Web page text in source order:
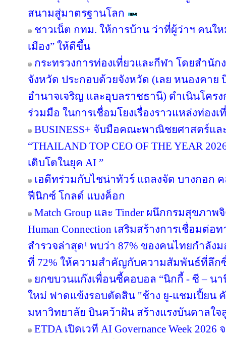
สนามสู่มาตรฐานโลก
ชาวเน็ต กทม. ให้การบ้าน ว่าที่ผู้ว่าฯ คน
เมือง” ให้ดีขึ้น
กระทรวงการท่องเที่ยวและกีฬา โดยสำนั
จังหวัด ประกอบด้วยจังหวัด (เลย หนองคา
อำนาจเจริญ และอุบลราชธานี) ดำเนินโคร
ร่วมมือ ในการเชื่อมโยงเรื่องราวแหล่งท่อง
BUSINESS+ จับมือคณะพาณิชยศาสตร์แ
“THAILAND TOP CEO OF THE YEAR
เติบโตในยุค AI ”
เอดีทร่วมกับไชน่าทัวร์ แถลงจัด บางกอก
ฟีนิกซ์ โกลด์ แบงค็อก
Match Group และ Tinder ผนึกกรมสุขภา
Human Connection เสริมสร้างการเชื่อมต่อ
สำรวจล่าสุด¹ พบว่า 87% ของคนไทยกำลั
ที่ 72% ให้ความสำคัญกับความสัมพันธ์ที่ลึก
ยกขบวนแก๊งเพื่อนซี้คอบอล “นิกกี้ - ซี – นา
ใหม่ ฟาดแข้งรอบตัดสิน "ช้าง ยู-แชมเปี้ยน
มหาวิทยาลัย บินคว้าฝัน สร้างแรงบันดาลใ
ETDA เปิดเวที AI Governance Week